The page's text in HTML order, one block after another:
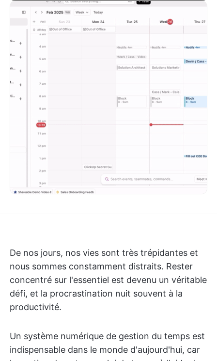
De nos jours, nos vies sont très trépidantes et
nous sommes constamment distraits. Rester
concentré sur l'essentiel est devenu un véritable
défi, et la procrastination nuit souvent à la
productivité.
Un système numérique de gestion du temps est
indispensable dans le monde d'aujourd'hui, car